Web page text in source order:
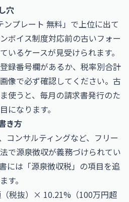
穴
ンプレート 無料」で上位に出て
ボイス制度対応前の古いフォー
いるケースが見受けられます。
録番号欄があるか、税率別合計
像で必ず確認してください。古
使うと、毎月の請求書発行のた
になります。
き方
コンサルティングなど、フリー
で源泉徴収が義務づけられてい
には「源泉徴収税」の項目を追
す。
税抜）× 10.21%（100万円超